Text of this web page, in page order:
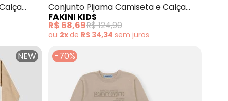
Conjunto Pijama Camiseta e Calça
(Bege)
FAKINI KIDS
R$ 68,69R$ 124,90
ou 2xde R$ 34,34 sem juros
NEW -70%